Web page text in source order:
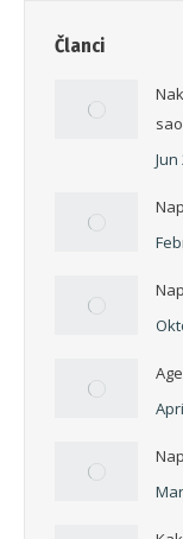
Članci
Jun